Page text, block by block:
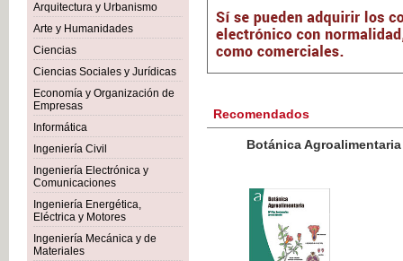
Arquitectura y Urbanismo
Arte y Humanidades
Ciencias
Ciencias Sociales y Jurídicas
Economía y Organización de
Empresas
Informática
Ingeniería Civil
Ingeniería Electrónica y
Comunicaciones
Ingeniería Energética,
Eléctrica y Motores
Ingeniería Mecánica y de
Materiales
Recomendados
Botánica Agroalimentaria